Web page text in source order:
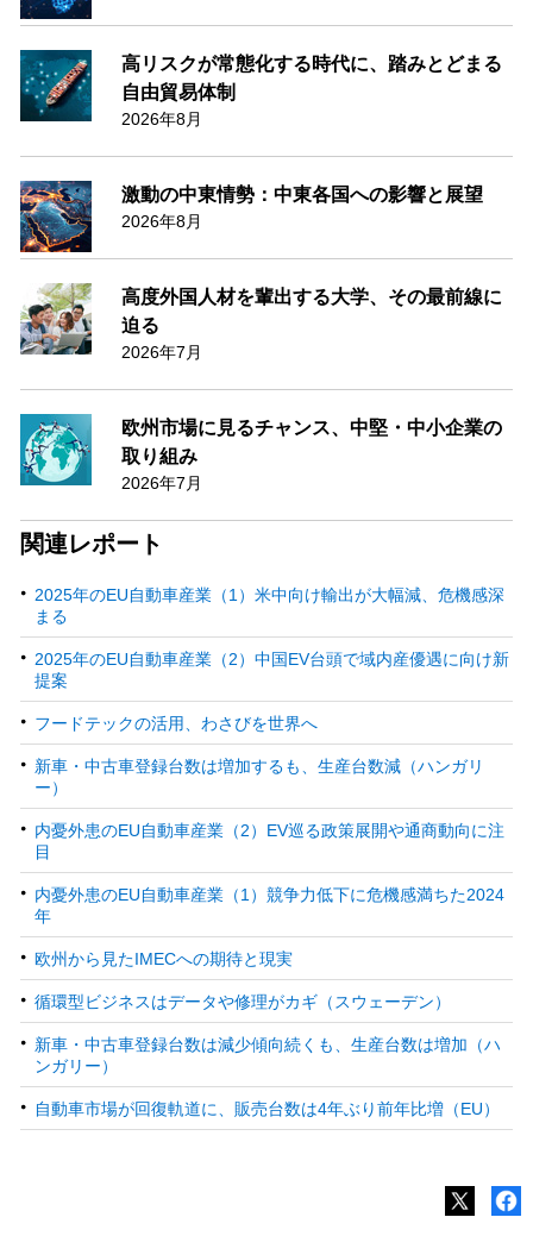
高リスクが常態化する時代に、踏みとどまる
自由貿易体制
2026年8月
激動の中東情勢：中東各国への影響と展望
2026年8月
高度外国人材を輩出する大学、その最前線に
迫る
2026年7月
欧州市場に見るチャンス、中堅・中小企業の
取り組み
2026年7月
関連レポート
2025年のEU自動車産業（1）米中向け輸出が大幅減、危機感深
まる
2025年のEU自動車産業（2）中国EV台頭で域内産優遇に向け新
提案
フードテックの活用、わさびを世界へ
新車・中古車登録台数は増加するも、生産台数減（ハンガリ
ー）
内憂外患のEU自動車産業（2）EV巡る政策展開や通商動向に注
目
内憂外患のEU自動車産業（1）競争力低下に危機感満ちた2024
年
欧州から見たIMECへの期待と現実
循環型ビジネスはデータや修理がカギ（スウェーデン）
新車・中古車登録台数は減少傾向続くも、生産台数は増加（ハ
ンガリー）
自動車市場が回復軌道に、販売台数は4年ぶり前年比増（EU）